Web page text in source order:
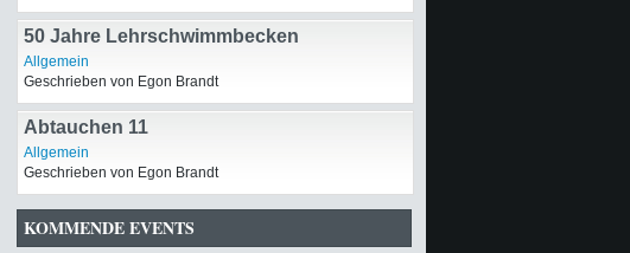
50 Jahre Lehrschwimmbecken
Grundschule Holtermoor
Allgemein
Geschrieben von Egon Brandt
Abtauchen 11
Allgemein
Geschrieben von Egon Brandt
KOMMENDE EVENTS